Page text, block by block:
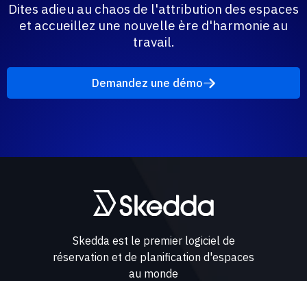
Dites adieu au chaos de l'attribution des espaces
et accueillez une nouvelle ère d'harmonie au
travail.
Demandez une démo
Skedda est le premier logiciel de
réservation et de planification d'espaces
au monde